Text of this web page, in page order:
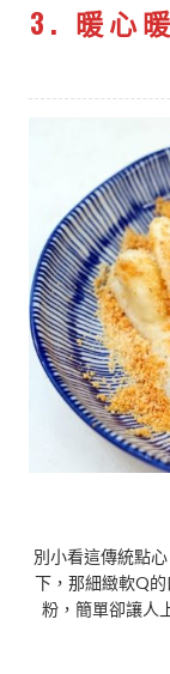
3. 暖心
別小看這傳統點
下，那細緻軟Q
粉，簡單卻讓人